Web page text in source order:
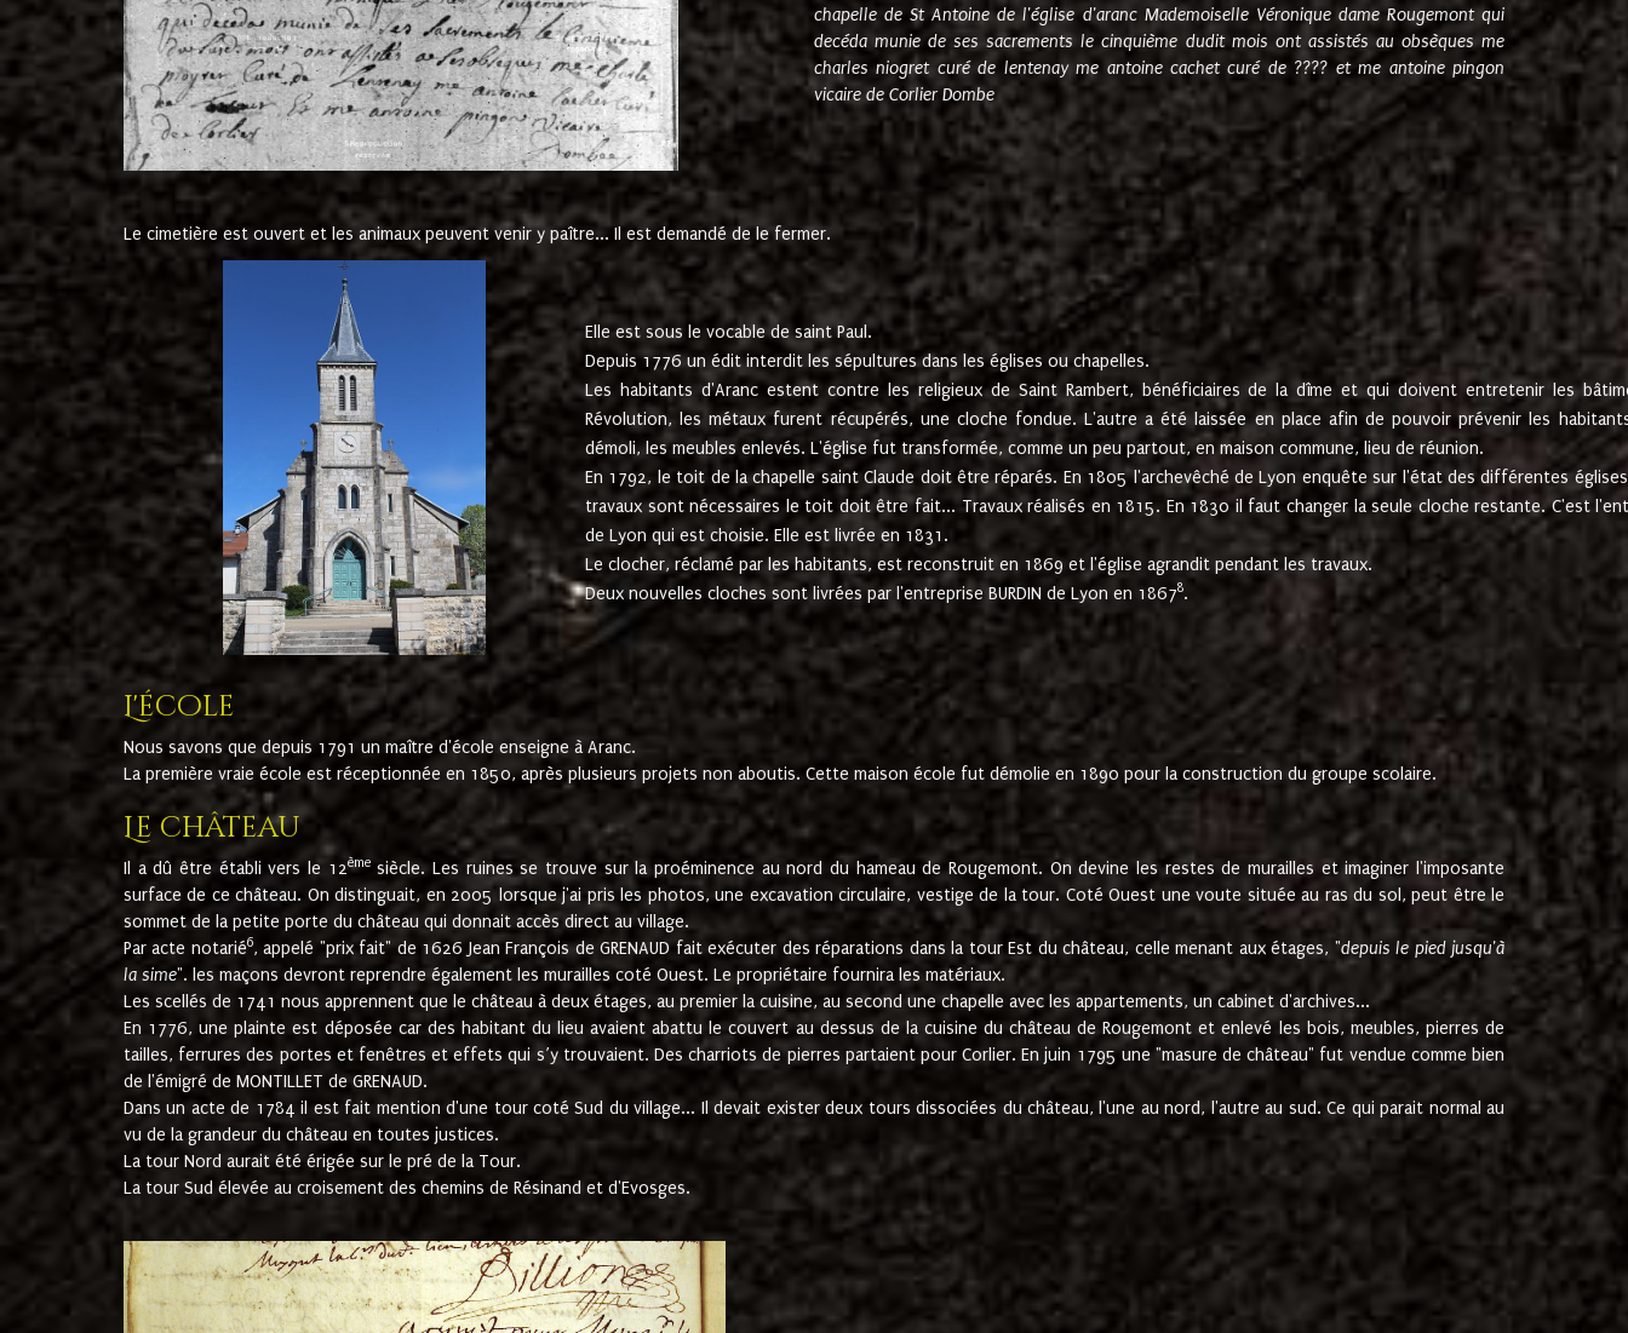
chapelle de St Antoine de l'église d'aranc Mademoiselle Véronique dame Rougemont qui
decéda munie de ses sacrements le cinquième dudit mois ont assistés au obsèques me
charles niogret curé de lentenay me antoine cachet curé de ???? et me antoine pingon
vicaire de Corlier Dombe
Le cimetière est ouvert et les animaux peuvent venir y paître... Il est demandé de le fermer.
Elle est sous le vocable de saint Paul.
Depuis 1776 un édit interdit les sépultures dans les églises ou chapelles.
Les habitants d'Aranc estent contre les religieux de Saint Rambert, bénéficiaires de la dîme et qui doivent entretenir les
Révolution, les métaux furent récupérés, une cloche fondue. L'autre a été laissée en place afin de pouvoir prévenir les
démoli, les meubles enlevés. L'église fut transformée, comme un peu partout, en maison commune, lieu de réunion.
En 1792, le toit de la chapelle saint Claude doit être réparés. En 1805 l'archevêché de Lyon enquête sur l'état des différentes
travaux sont nécessaires le toit doit être fait... Travaux réalisés en 1815. En 1830 il faut changer la seule cloche restante. C'est
de Lyon qui est choisie. Elle est livrée en 1831.
Le clocher, réclamé par les habitants, est reconstruit en 1869 et l'église agrandit pendant les travaux.
Deux nouvelles cloches sont livrées par l'entreprise BURDIN de Lyon en 18678.
L'école
Nous savons que depuis 1791 un maître d'école enseigne à Aranc.
La première vraie école est réceptionnée en 1850, après plusieurs projets non aboutis. Cette maison école fut démolie en 1890 pour la construction du groupe scolaire.
Le château
Il a dû être établi vers le 12èmesiècle. Les ruines se trouve sur la proéminence au nord du hameau de Rougemont. On devine les restes de murailles et imaginer l'imposante
surface de ce château. On distinguait, en 2005 lorsque j'ai pris les photos, une excavation circulaire, vestige de la tour. Coté Ouest une voute située au ras du sol, peut être le
sommet de la petite porte du château qui donnait accès direct au village.
Par acte notarié6, appelé "prix fait" de 1626 Jean François de GRENAUD fait exécuter des réparations dans la tour Est du château, celle menant aux étages, "depuis le pied jusqu'à
la sime". les maçons devront reprendre également les murailles coté Ouest. Le propriétaire fournira les matériaux.
Les scellés de 1741 nous apprennent que le château à deux étages, au premier la cuisine, au second une chapelle avec les appartements, un cabinet d'archives...
En 1776, une plainte est déposée car des habitant du lieu avaient abattu le couvert au dessus de la cuisine du château de Rougemont et enlevé les bois, meubles, pierres de
tailles, ferrures des portes et fenêtres et effets qui s’y trouvaient. Des charriots de pierres partaient pour Corlier. En juin 1795 une "masure de château" fut vendue comme bien
de l'émigré de MONTILLET de GRENAUD.
Dans un acte de 1784 il est fait mention d'une tour coté Sud du village... Il devait exister deux tours dissociées du château, l'une au nord, l'autre au sud. Ce qui parait normal au
vu de la grandeur du château en toutes justices.
La tour Nord aurait été érigée sur le pré de la Tour.
La tour Sud élevée au croisement des chemins de Résinand et d'Evosges.